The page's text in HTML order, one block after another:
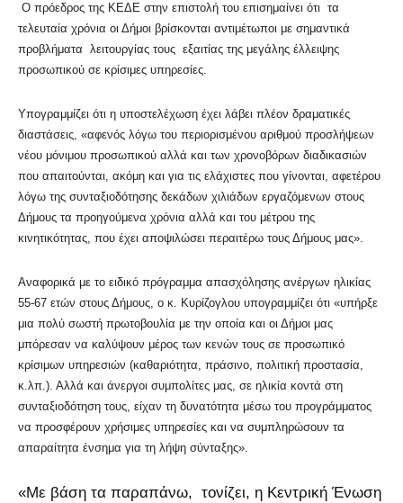
Ο πρόεδρος της ΚΕΔΕ στην επιστολή του επισημαίνει ότι τα
τελευταία χρόνια οι Δήμοι βρίσκονται αντιμέτωποι με σημαντικά
προβλήματα λειτουργίας τους εξαιτίας της μεγάλης έλλειψης
προσωπικού σε κρίσιμες υπηρεσίες.
Υπογραμμίζει ότι η υποστελέχωση έχει λάβει πλέον δραματικές
διαστάσεις, «αφενός λόγω του περιορισμένου αριθμού προσλήψεων
νέου μόνιμου προσωπικού αλλά και των χρονοβόρων διαδικασιών
που απαιτούνται, ακόμη και για τις ελάχιστες που γίνονται, αφετέρου
λόγω της συνταξιοδότησης δεκάδων χιλιάδων εργαζόμενων στους
Δήμους τα προηγούμενα χρόνια αλλά και του μέτρου της
κινητικότητας, που έχει αποψιλώσει περαιτέρω τους Δήμους μας».
Αναφορικά με το ειδικό πρόγραμμα απασχόλησης ανέργων ηλικίας
55-67 ετών στους Δήμους, ο κ. Κυρίζογλου υπογραμμίζει ότι «υπήρξε
μια πολύ σωστή πρωτοβουλία με την οποία και οι Δήμοι μας
μπόρεσαν να καλύψουν μέρος των κενών τους σε προσωπικό
κρίσιμων υπηρεσιών (καθαριότητα, πράσινο, πολιτική προστασία,
κ.λπ.). Αλλά και άνεργοι συμπολίτες μας, σε ηλικία κοντά στη
συνταξιοδότηση τους, είχαν τη δυνατότητα μέσω του προγράμματος
να προσφέρουν χρήσιμες υπηρεσίες και να συμπληρώσουν τα
απαραίτητα ένσημα για τη λήψη σύνταξης».
«Με βάση τα παραπάνω, τονίζει, η Κεντρική Ένωση